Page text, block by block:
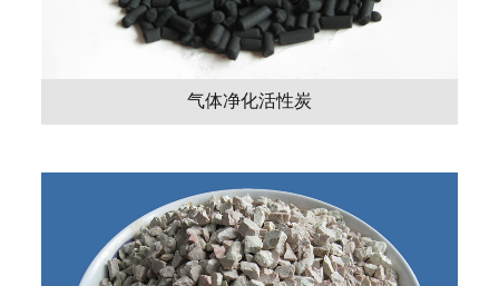
气体净化活性炭